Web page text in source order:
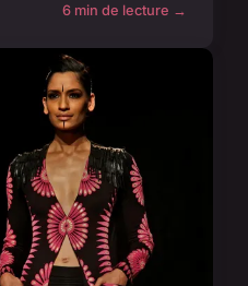
6 min de lecture →